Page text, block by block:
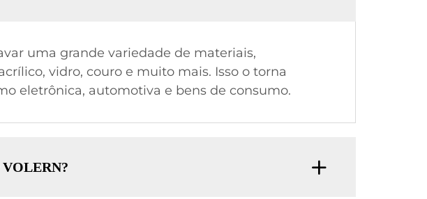
uma grande variedade de materiais,
vidro, couro e muito mais. Isso o torna
eletrônica, automotiva e bens de consumo.
VOLERN?